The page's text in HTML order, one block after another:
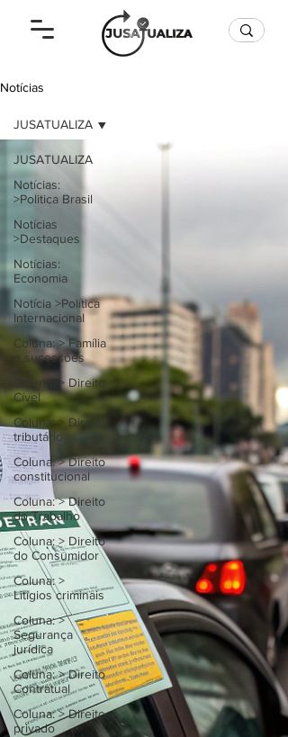
Notícias
JUSATUALIZA
Notícias:
>Politica Brasil
Notícias
>Destaques
Notícias:
Economia
Notícia >Política
Internacional
Coluna: > Família
e sucessões
Coluna: > Direito
Cível
Coluna: > Direito
tributário
Coluna: > Direito
constitucional
Coluna: > Direito
do Trabalho
Coluna: > Direito
do Consumidor
Coluna: >
Litígios criminais
Coluna: >
Segurança
jurídica
Coluna: > Direito
Contratual
Coluna: > Direito
privado
JUSATUALIZA